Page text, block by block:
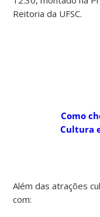
Reitoria da UFSC.
Como
Cultura
Além das atrações
com: